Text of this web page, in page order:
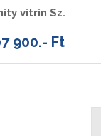
vitrin Sz.
900.- Ft